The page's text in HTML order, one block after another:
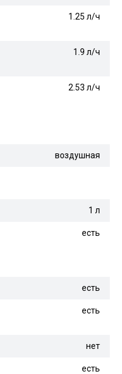
1.25 л/ч
1.9 л/ч
2.53 л/ч
воздушная
1 л
есть
есть
есть
нет
есть